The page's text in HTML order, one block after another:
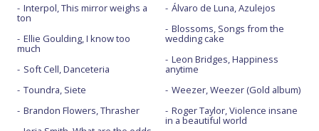
Interpol, This mirror weighs a
ton
Ellie Goulding, I know too
much
Soft Cell, Danceteria
Toundra, Siete
Brandon Flowers, Thrasher
Álvaro de Luna, Azulejos
Blossoms, Songs from the
wedding cake
Leon Bridges, Happiness
anytime
Weezer, Weezer (Gold album)
Roger Taylor, Violence insane
in a beautiful world